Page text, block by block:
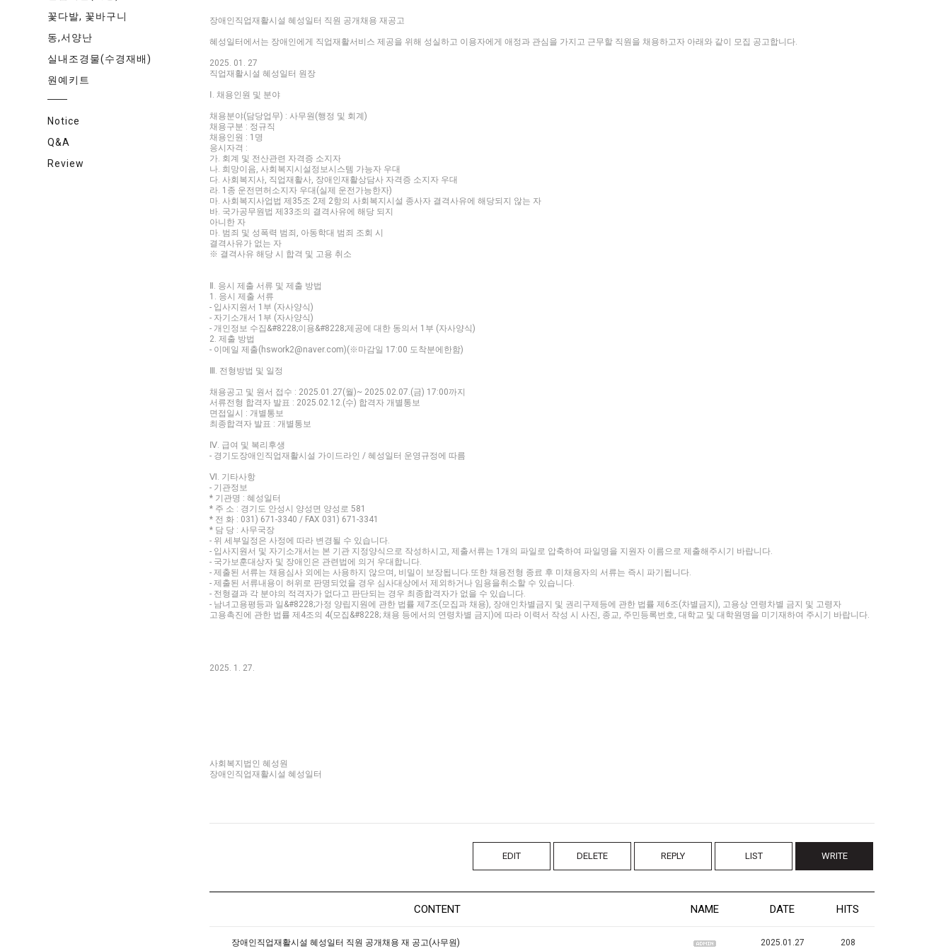
꽃다발, 꽃바구니
동,서양난
실내조경물(수경재배)
원예키트
Notice
Q&A
Review
장애인직업재활시설 혜성일터 직원 공개채용 재공고
혜성일터에서는 장애인에게 직업재활서비스 제공을 위해 성실하고 이용자에게 애정과 관심을 가지고 근무할 직원을 채용하고자 아래와 같이 모집 공고합니다.
2025. 01. 27
직업재활시설 혜성일터 원장
Ⅰ. 채용인원 및 분야
채용분야(담당업무) : 사무원(행정 및 회계)
채용구분 : 정규직
채용인원 : 1명
응시자격 :
가. 회계 및 전산관련 자격증 소지자
나. 희망이음, 사회복지시설정보시스템 가능자 우대
다. 사회복지사, 직업재활사, 장애인재활상담사 자격증 소지자 우대
라. 1종 운전면허소지자 우대(실제 운전가능한자)
마. 사회복지사업법 제35조 2제 2항의 사회복지시설 종사자 결격사유에 해당되지 않는 자
바. 국가공무원법 제33조의 결격사유에 해당 되지
아니한 자
마. 범죄 및 성폭력 범죄, 아동학대 범죄 조회 시
결격사유가 없는 자
※ 결격사유 해당 시 합격 및 고용 취소
Ⅱ. 응시 제출 서류 및 제출 방법
1. 응시 제출 서류
- 입사지원서 1부 (자사양식)
- 자기소개서 1부 (자사양식)
- 개인정보 수집&#8228;이용&#8228;제공에 대한 동의서 1부 (자사양식)
2. 제출 방법
- 이메일 제출(hswork2@naver.com)(※마감일 17:00 도착분에한함)
Ⅲ. 전형방법 및 일정
채용공고 및 원서 접수 : 2025.01.27(월)~ 2025.02.07.(금) 17:00까지
서류전형 합격자 발표 : 2025.02.12.(수) 합격자 개별통보
면접일시 : 개별통보
최종합격자 발표 : 개별통보
Ⅳ. 급여 및 복리후생
- 경기도장애인직업재활시설 가이드라인 / 혜성일터 운영규정에 따름
Ⅵ. 기타사항
- 기관정보
* 기관명 : 혜성일터
* 주 소 : 경기도 안성시 양성면 양성로 581
* 전 화 : 031) 671-3340 / FAX 031) 671-3341
* 담 당 : 사무국장
- 위 세부일정은 사정에 따라 변경될 수 있습니다.
- 입사지원서 및 자기소개서는 본 기관 지정양식으로 작성하시고, 제출서류는 1개의 파일로 압축하여 파일명을 지원자 이름으로 제출해주시기 바랍니다.
- 국가보훈대상자 및 장애인은 관련법에 의거 우대합니다.
- 제출된 서류는 채용심사 외에는 사용하지 않으며, 비밀이 보장됩니다.또한 채용전형 종료 후 미채용자의 서류는 즉시 파기됩니다.
- 제출된 서류내용이 허위로 판명되었을 경우 심사대상에서 제외하거나 임용을취소할 수 있습니다.
- 전형결과 각 분야의 적격자가 없다고 판단되는 경우 최종합격자가 없을 수 있습니다.
- 남녀고용평등과 일&#8228;가정 양립지원에 관한 법률 제7조(모집과 채용), 장애인차별금지 및 권리구제등에 관한 법률 제6조(차별금지), 고용상 연령차별 금지 및 고령자
고용촉진에 관한 법률 제4조의 4(모집&#8228; 채용 등에서의 연령차별 금지)에 따라 이력서 작성 시 사진, 종교, 주민등록번호, 대학교 및 대학원명을 미기재하여 주시기 바랍니다.
2025. 1. 27.
사회복지법인 혜성원
장애인직업재활시설 혜성일터
EDIT DELETE REPLY LIST WRITE
CONTENT NAME DATE HITS
장애인직업재활시설 혜성일터 직원 공개채용 재 공고(사무원) 2025.01.27 208